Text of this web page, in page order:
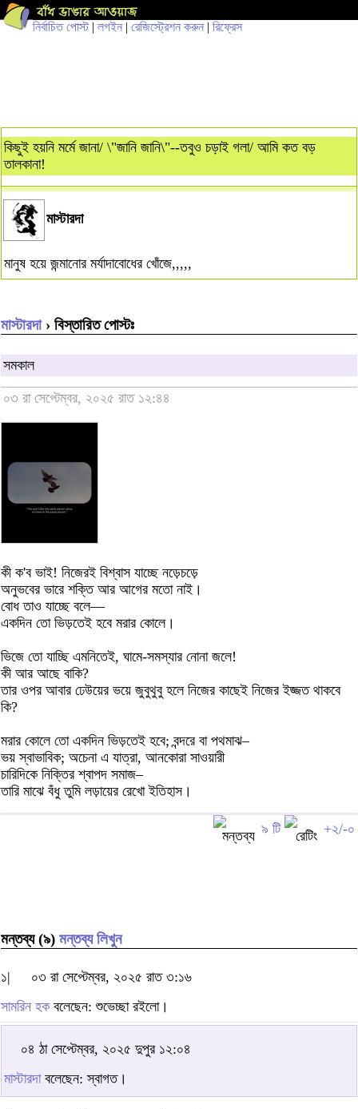
নির্বাচিত পোস্ট| লগইন | রেজিস্ট্রেশন করুন | রিফ্রেস
কিছুই হয়নি মর্মে জানা/ \"জানি জানি\"--তবুও চড়াই গলা/ আমি কত বড়
তালকানা!
মাস্টারদা
মানুষ হয়ে জন্মানোর মর্যাদাবোধের খোঁজে,,,,,
মাস্টারদা › বিস্তারিত পোস্টঃ
সমকাল
০৩ রা সেপ্টেম্বর, ২০২৫ রাত ১২:৪৪
কী ক'ব ভাই! নিজের‌ই বিশ্বাস যাচ্ছে নড়েচড়ে
অনুভবের ভারে শক্তি আর আগের মতো নাই।
বোধ তাও যাচ্ছে বলে—
একদিন তো ভিড়তেই হবে মরার কোলে।
ভিজে তো যাচ্ছি এমনিতেই, ঘামে-সমস্যার নোনা জলে!
কী আর আছে বাকি?
তার‌ ওপর আবার ঢেউয়ের ভয়ে জুবুথুবু হলে নিজের কাছেই নিজের ইজ্জত থাকবে
কি?
মরার কোলে তো একদিন ভিড়তেই হবে; বন্দরে বা পথমাঝ–
ভয় স্বাভাবিক; অচেনা এ যাত্রা, আনকোরা সাওয়ারী
চারিদিকে নিক্তির শ্বাপদ সমাজ–
তারি মাঝে বঁধু তুমি লড়ায়ের রেখো ইতিহাস।
৯ টি +২/-০
মন্তব্য (৯) মন্তব্য লিখুন
১|
০৩ রা সেপ্টেম্বর, ২০২৫ রাত ৩:১৬
সামরিন হকবলেছেন: শুভেচ্ছা রইলো।
০৪ ঠা সেপ্টেম্বর, ২০২৫ দুপুর ১২:০৪
মাস্টারদা বলেছেন: স্বাগত।